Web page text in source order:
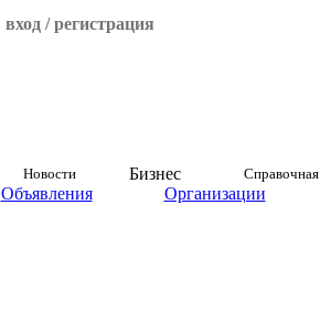
вход / регистрация
Новости Бизнес Справочная
Объявления Организации